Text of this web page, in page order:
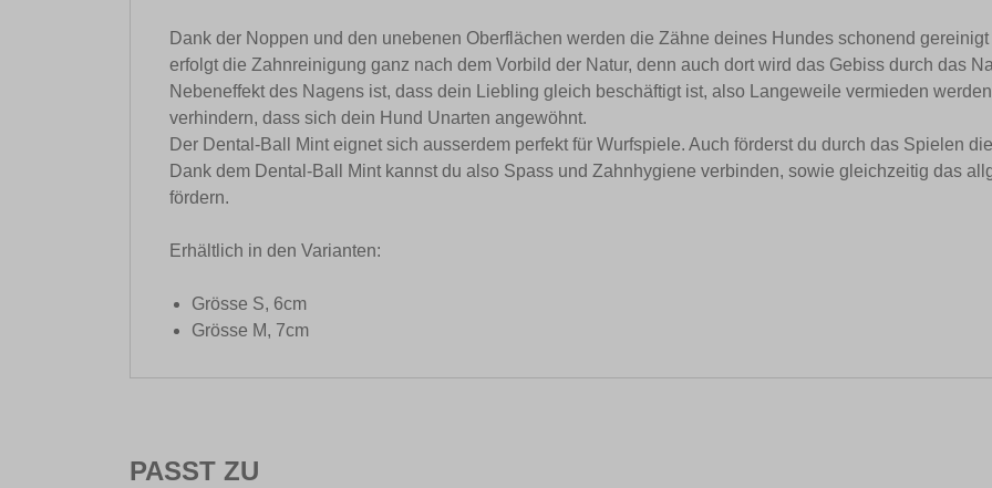
Dank der Noppen und den unebenen Oberflächen werden die Zähne deines Hundes schonend
erfolgt die Zahnreinigung ganz nach dem Vorbild der Natur, denn auch dort wird das Gebiss durch das
Nebeneffekt des Nagens ist, dass dein Liebling gleich beschäftigt ist, also Langeweile vermieden
verhindern, dass sich dein Hund Unarten angewöhnt.
Der Dental-Ball Mint eignet sich ausserdem perfekt für Wurfspiele. Auch förderst du durch das Spielen
Dank dem Dental-Ball Mint kannst du also Spass und Zahnhygiene verbinden, sowie gleichzeitig das
fördern.
Erhältlich in den Varianten:
Grösse S, 6cm
Grösse M, 7cm
PASST ZU